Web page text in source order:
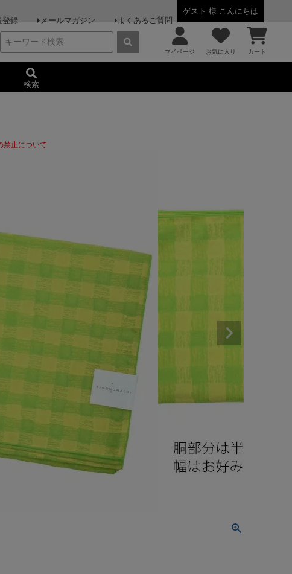
ゲスト 様 こんにちは
登録 メールマガジン よくあるご質問
マイページ お気に入り カート
検索
禁止について